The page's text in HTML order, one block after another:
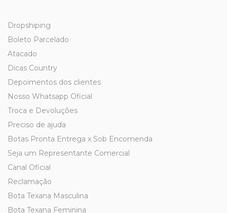
Dropshiping
Boleto Parcelado
Atacado
Dicas Country
Depoimentos dos clientes
Nosso Whatsapp Oficial
Troca e Devoluções
Preciso de ajuda
Botas Pronta Entrega x Sob Encomenda
Seja um Representante Comercial
Canal Oficial
Reclamação
Bota Texana Masculina
Bota Texana Feminina